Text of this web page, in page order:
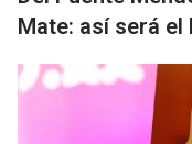
Mate: así será